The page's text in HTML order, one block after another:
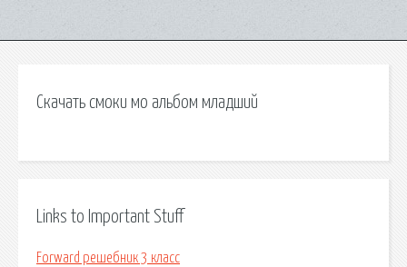
Скачать смоки мо альбом младший
Links to Important Stuff
Forward решебник 3 класс